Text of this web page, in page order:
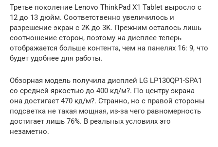
Третье поколение Lenovo ThinkPad X1 Tablet выросло с
12 до 13 дюйм. Соответственно увеличилось и
разрешение экран с 2K до 3K. Прежним осталось лишь
соотношение сторон, поэтому на дисплее теперь
отображается больше контента, чем на панелях 16: 9, что
будет удобнее для работы.
Обзорная модель получила дисплей LG LP130QP1-SPA1
со средней яркостью до 400 кд/м?. По центру экрана
она достигает 470 кд/м?. Странно, но с правой стороны
подсветка не такая мощная, из-за чего равномерность
достигает лишь 76%. В реальных условиях это
незаметно.